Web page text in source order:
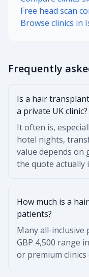
Free head scan
Browse clinics in
Frequently
Is a hair
a private UK clinic?
It often is,
hotel nights,
value depends on
the quote actually
How much is a
patients?
Many all-inclusive
GBP 4,500 range
or premium clinics